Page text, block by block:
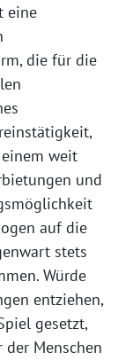
eine
die für die
weit
und
auf die
stets
Würde
entziehen,
gesetzt,
Menschen